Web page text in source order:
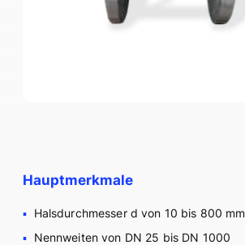
Hauptmerkmale
Halsdurchmesser d von 10 bis 800 mm
Nennweiten von DN 25 bis DN 1000